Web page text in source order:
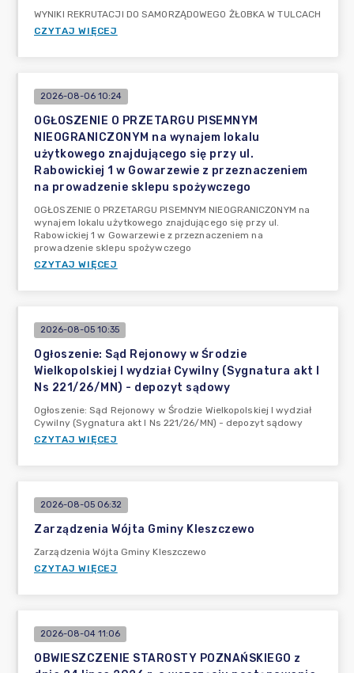
WYNIKI REKRUTACJI DO SAMORZĄDOWEGO ŻŁOBKA W TULCACH
CZYTAJ WIĘCEJ
2026-08-06 10:24
OGŁOSZENIE O PRZETARGU PISEMNYM
NIEOGRANICZONYM na wynajem lokalu
użytkowego znajdującego się przy ul.
Rabowickiej 1 w Gowarzewie z przeznaczeniem
na prowadzenie sklepu spożywczego
OGŁOSZENIE O PRZETARGU PISEMNYM NIEOGRANICZONYM na
wynajem lokalu użytkowego znajdującego się przy ul.
Rabowickiej 1 w Gowarzewie z przeznaczeniem na
prowadzenie sklepu spożywczego
CZYTAJ WIĘCEJ
2026-08-05 10:35
Ogłoszenie: Sąd Rejonowy w Środzie
Wielkopolskiej I wydział Cywilny (Sygnatura akt I
Ns 221/26/MN) - depozyt sądowy
Ogłoszenie: Sąd Rejonowy w Środzie Wielkopolskiej I wydział
Cywilny (Sygnatura akt I Ns 221/26/MN) - depozyt sądowy
CZYTAJ WIĘCEJ
2026-08-05 06:32
Zarządzenia Wójta Gminy Kleszczewo
Zarządzenia Wójta Gminy Kleszczewo
CZYTAJ WIĘCEJ
2026-08-04 11:06
OBWIESZCZENIE STAROSTY POZNAŃSKIEGO z